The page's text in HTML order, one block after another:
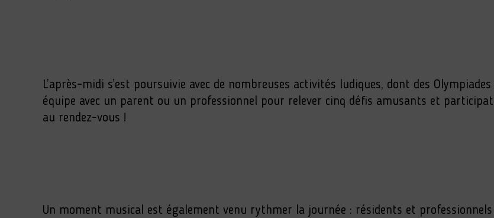
L’après-midi s’est poursuivie avec de nombreuses activités ludiques, dont des
équipe avec un parent ou un professionnel pour relever cinq défis amusants et
au rendez-vous !
Un moment musical est également venu rythmer la journée : résidents et